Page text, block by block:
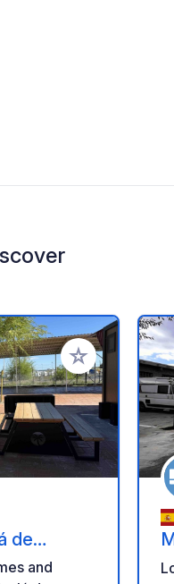
Add to your
de
and